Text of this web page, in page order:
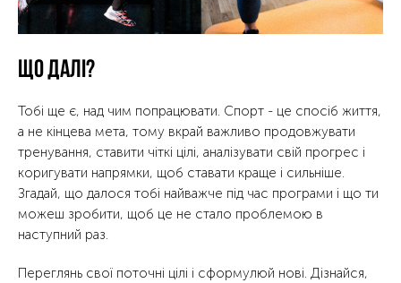
Що далі?
Тобі ще є, над чим попрацювати. Спорт - це спосіб життя,
а не кінцева мета, тому вкрай важливо продовжувати
тренування, ставити чіткі цілі, аналізувати свій прогрес і
коригувати напрямки, щоб ставати краще і сильніше.
Згадай, що далося тобі найважче під час програми і що ти
можеш зробити, щоб це не стало проблемою в
наступний раз.
Переглянь свої поточні цілі і сформулюй нові. Дізнайся,